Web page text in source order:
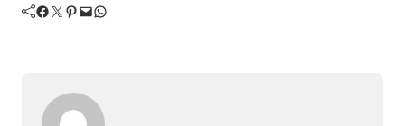
Facebook Twitter Pinterest Mail WhatsApp